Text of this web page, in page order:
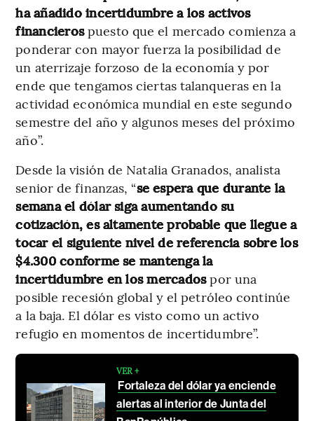
ha añadido incertidumbre a los activos
financierospuesto que el mercado comienza a
ponderar con mayor fuerza la posibilidad de
un aterrizaje forzoso de la economía y por
ende que tengamos ciertas talanqueras en la
actividad económica mundial en este segundo
semestre del año y algunos meses del próximo
año”.
Desde la visión de Natalia Granados, analista
senior de finanzas, “se espera que durante la
semana el dólar siga aumentando su
cotización, es altamente probable que llegue a
tocar el siguiente nivel de referencia sobre los
$4.300 conforme se mantenga la
incertidumbre en los mercadospor una
posible recesión global y el petróleo continúe
a la baja. El dólar es visto como un activo
refugio en momentos de incertidumbre”.
VER +
Fortaleza del dólar ya enciende
alertas al interior de Junta del